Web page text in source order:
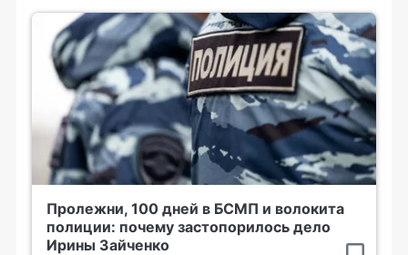
Пролежни, 100 дней в БСМП и волокита
полиции: почему застопорилось дело
Ирины Зайченко